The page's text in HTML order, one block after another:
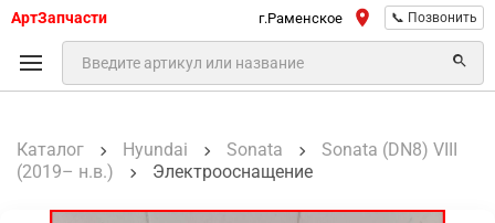
АртЗапчасти г.Раменское 📞 Позвонить
Каталог Hyundai Sonata
Sonata (DN8) VIII
(2019– н.в.)
Электрооснащение